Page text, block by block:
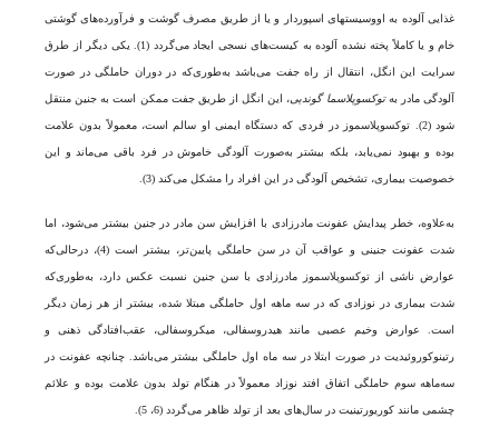
غذایی آلوده به اووسیست‎های اسپوردار و یا از طریق مصرف گوشت و فرآورده‌های گوشتی
خام و یا کاملاً پخته نشده آلوده به کیست‌های نسجی ایجاد می‌گردد (1). یکی دیگر از طرق
سرایت این انگل، انتقال از راه جفت می‌باشد به‌طوری‌که در دوران حاملگی در صورت
آلودگی مادر بهتوکسوپلاسما گوندیی، این انگل از طریق جفت ممکن است به جنین منتقل
شود (2). توکسوپلاسموز در فردی که دستگاه ایمنی او سالم است، معمولاً بدون علامت
بوده و بهبود نمی‌یابد، بلکه بیشتر به‌صورت آلودگی خاموش در فرد باقی می‌ماند و این
خصوصیت بیماری، تشخیص آلودگی در این افراد را مشکل می‌کند (3).
به‌علاوه، خطر پیدایش عفونت مادرزادی با افزایش سن مادر در جنین بیشتر می‌شود، اما
شدت عفونت جنینی و عواقب آن در سن حاملگی پایین‌تر، بیشتر است (4)، درحالی‌که
عوارض ناشی از توکسوپلاسموز مادرزادی با سن جنین نسبت عکس دارد، به‌طوری‌که
شدت بیماری در نوزادی که در سه ماهه اول حاملگی مبتلا‌ شده، بیشتر از هر زمان دیگر
است. عوارض وخیم عصبی مانند هیدروسفالی، میکروسفالی، عقب‌افتادگی ذهنی و
رتینوکوروئیدیت در صورت ابتلا در سه ماه اول حاملگی بیشتر می‌باشد. چنانچه عفونت در
سه‌ماهه سوم حاملگی اتفاق افتد نوزاد معمولاً در هنگام تولد بدون علامت بوده و علائم
چشمی مانند کوریورتینیت در سال‌های بعد از تولد ظاهر می‌گردد (6، 5).